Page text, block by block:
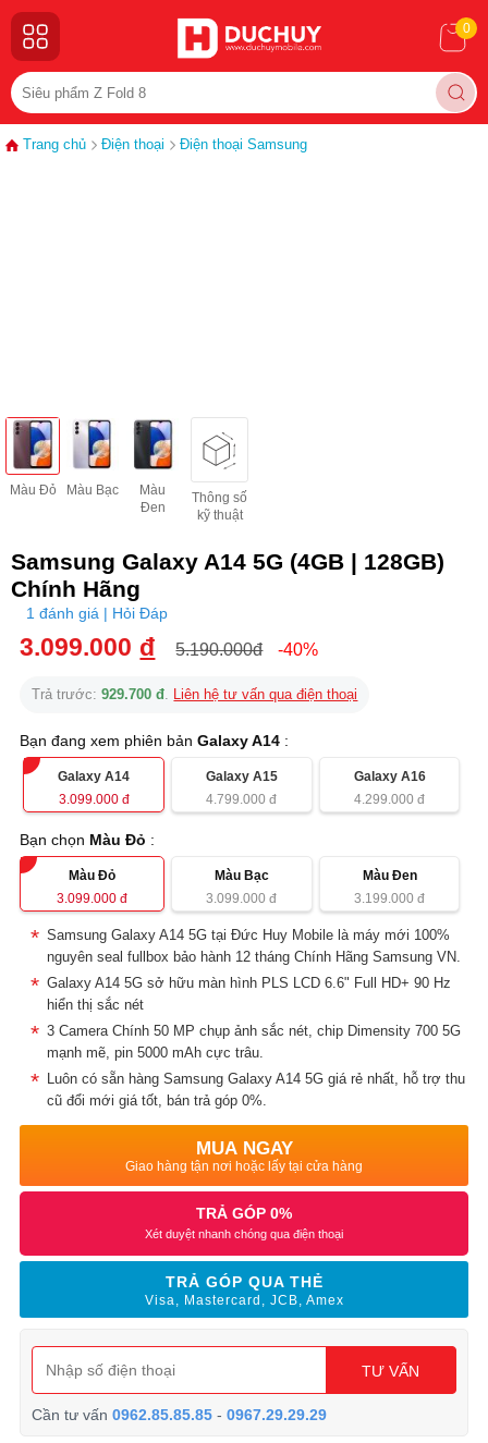
0
Trang chủ Điện thoại Điện thoại Samsung
Màu Đỏ Màu Bạc
Màu
Đen
Thông số
kỹ thuật
Samsung Galaxy A14 5G (4GB | 128GB)
Chính Hãng
1 đánh giá | Hỏi Đáp
3.099.000 đ 5.190.000đ -40%
Trả trước:929.700 đ. Liên hệ tư vấn qua điện thoại
Bạn đang xem phiên bảnGalaxy A14 :
Galaxy A14
3.099.000đ
Galaxy A15
4.799.000 đ
Galaxy A16
4.299.000 đ
Bạn chọn Màu Đỏ :
Màu Đỏ
3.099.000 đ
Màu Bạc
3.099.000 đ
Màu Đen
3.199.000 đ
Samsung Galaxy A14 5G tại Đức Huy Mobile là máy mới 100%
nguyên seal fullbox bảo hành 12 tháng Chính Hãng Samsung VN.
Galaxy A14 5G sở hữu màn hình PLS LCD 6.6" Full HD+ 90 Hz
hiển thị sắc nét
3 Camera Chính 50 MP chụp ảnh sắc nét, chip Dimensity 700 5G
mạnh mẽ, pin 5000 mAh cực trâu.
Luôn có sẵn hàng Samsung Galaxy A14 5G giá rẻ nhất, hỗ trợ thu
cũ đổi mới giá tốt, bán trả góp 0%.
MUA NGAY
Giao hàng tận nơi hoặc lấy tại cửa hàng
TRẢ GÓP 0%
Xét duyệt nhanh chóng qua điện thoại
TRẢ GÓP QUA THẺ
Visa, Mastercard, JCB, Amex
TƯ VẤN
Cần tư vấn0962.85.85.85 -0967.29.29.29